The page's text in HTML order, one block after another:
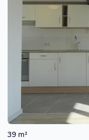
39 m²